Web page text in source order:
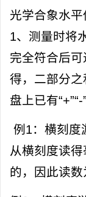
光学合象水
1、测量时将
完全符合后
得，二部分
盘上已有“+”“-
例1：横刻度
从横刻度读
的，因此读